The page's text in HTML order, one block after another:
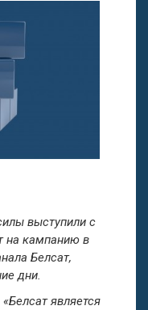
выступили с
на кампанию в
Белсат,
дни.
является